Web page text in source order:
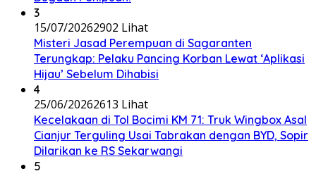
3
15/07/20262902 Lihat
Misteri Jasad Perempuan di Sagaranten
Terungkap: Pelaku Pancing Korban Lewat ‘Aplikasi
Hijau’ Sebelum Dihabisi
4
25/06/20262613 Lihat
Kecelakaan di Tol Bocimi KM 71: Truk Wingbox Asal
Cianjur Terguling Usai Tabrakan dengan BYD, Sopir
Dilarikan ke RS Sekarwangi
5